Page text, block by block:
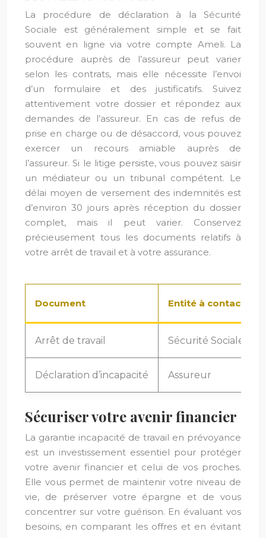
La procédure de déclaration à la Sécurité
Sociale est généralement simple et se fait
souvent en ligne via votre compte Ameli. La
procédure auprès de l’assureur peut varier
selon les contrats, mais elle nécessite l’envoi
d’un formulaire et des justificatifs. Suivez
attentivement votre dossier et répondez aux
demandes de l’assureur. En cas de refus de
prise en charge ou de désaccord, vous pouvez
exercer un recours amiable auprès de
l’assureur. Si le litige persiste, vous pouvez saisir
un médiateur ou un tribunal compétent. Le
délai moyen de versement des indemnités est
d’environ 30 jours après réception du dossier
complet, mais il peut varier. Conservez
précieusement tous les documents relatifs à
votre arrêt de travail et à votre assurance.
Document Entité à contacter
Arrêt de travail Sécurité Sociale,
Déclaration d’incapacité Assureur
Sécuriser votre avenir financier
La garantie incapacité de travail en prévoyance
est un investissement essentiel pour protéger
votre avenir financier et celui de vos proches.
Elle vous permet de maintenir votre niveau de
vie, de préserver votre épargne et de vous
concentrer sur votre guérison. En évaluant vos
besoins, en comparant les offres et en évitant